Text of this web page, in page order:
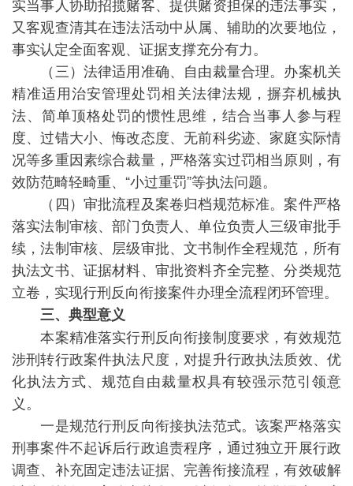
又客观查清其在违法活动中从属、辅助的次要地位，
事实认定全面客观、证据支撑充分有力。
（三）法律适用准确、自由裁量合理。办案机关
精准适用治安管理处罚相关法律法规，摒弃机械执
法、简单顶格处罚的惯性思维，结合当事人参与程
度、过错大小、悔改态度、无前科劣迹、家庭实际情
况等多重因素综合裁量，严格落实过罚相当原则，有
效防范畸轻畸重、“小过重罚”等执法问题。
（四）审批流程及案卷归档规范标准。案件严格
落实法制审核、部门负责人、单位负责人三级审批手
续，法制审核、层级审批、文书制作全程规范，所有
执法文书、证据材料、审批资料齐全完整、分类规范
立卷，实现行刑反向衔接案件办理全流程闭环管理。
三、典型意义
本案精准落实行刑反向衔接制度要求，有效规范
涉刑转行政案件执法尺度，对提升行政执法质效、优
化执法方式、规范自由裁量权具有较强示范引领意
义。
一是规范行刑反向衔接执法范式。该案严格落实
刑事案件不起诉后行政追责程序，通过独立开展行政
调查、补充固定违法证据、完善衔接流程，有效破解